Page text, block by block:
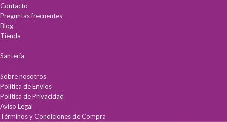
Contacto
Preguntas frecuentes
Blog
Tienda
Santería
Sobre nosotros
Política de Envíos
Política de Privacidad
Aviso Legal
Términos y Condiciones de Compra